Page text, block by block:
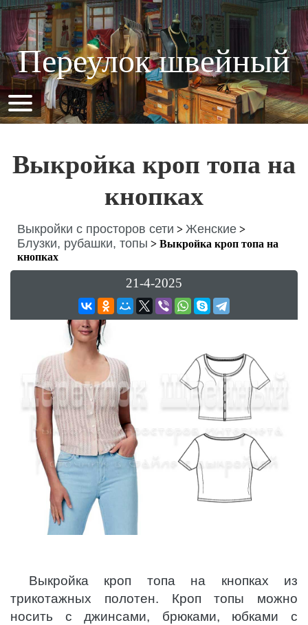
Переулок швейный
Выкройка кроп топа на
кнопках
Выкройки с просторов сети > Женские >
Блузки, рубашки, топы > Выкройка кроп топа на
кнопках
21-4-2025
Выкройка кроп топа на кнопках из
трикотажных полотен. Кроп топы можно
носить с джинсами, брюками, юбками с